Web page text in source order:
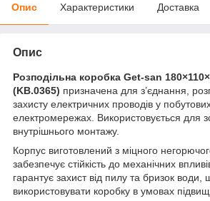
Опис Характеристики Доставка
Опис
Розподільна коробка Get-san
(KB.0365) призначена для з’єднання,
захисту електричних проводів у
електромережах. Використовується для
внутрішнього монтажу.
Корпус виготовлений з міцного
забезпечує стійкість до механічних
гарантує захист від пилу та бризок води,
використовувати коробку в умовах